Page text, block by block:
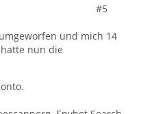
#5
und mich 14
nun die